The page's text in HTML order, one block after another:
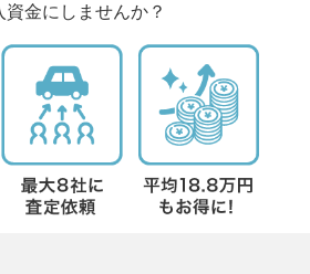
金にしませんか？